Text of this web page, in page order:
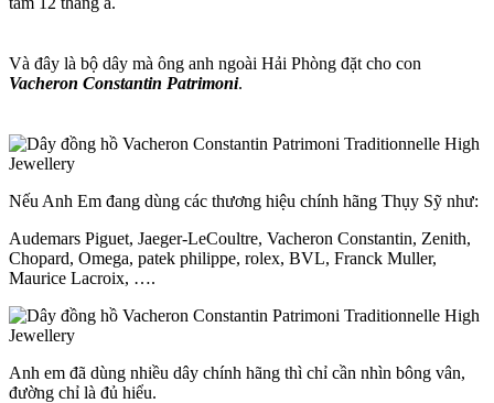
Và đây là bộ dây mà ông anh ngoài Hải Phòng đặt cho con
Vacheron Constantin Patrimoni.
Nếu Anh Em đang dùng các thương hiệu chính hãng Thụy Sỹ như:
Audemars Piguet, Jaeger-LeCoultre, Vacheron Constantin, Zenith,
Chopard, Omega, patek philippe, rolex, BVL, Franck Muller,
Maurice Lacroix, ….
Anh em đã dùng nhiều dây chính hãng thì chỉ cần nhìn bông vân,
đường chỉ là đủ hiểu.